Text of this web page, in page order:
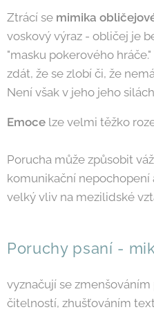
Ztrácí se mimika
voskový výraz - obličej je
"masku pokerového
zdát, že se zlobí či, že
Není však v jeho jeho
Emoce lze velmi těžko
Porucha může způsobit
komunikační
velký vliv na mezilidské
Poruchy psaní -
vyznačují se zmenšováním
čitelností, zhušťováním